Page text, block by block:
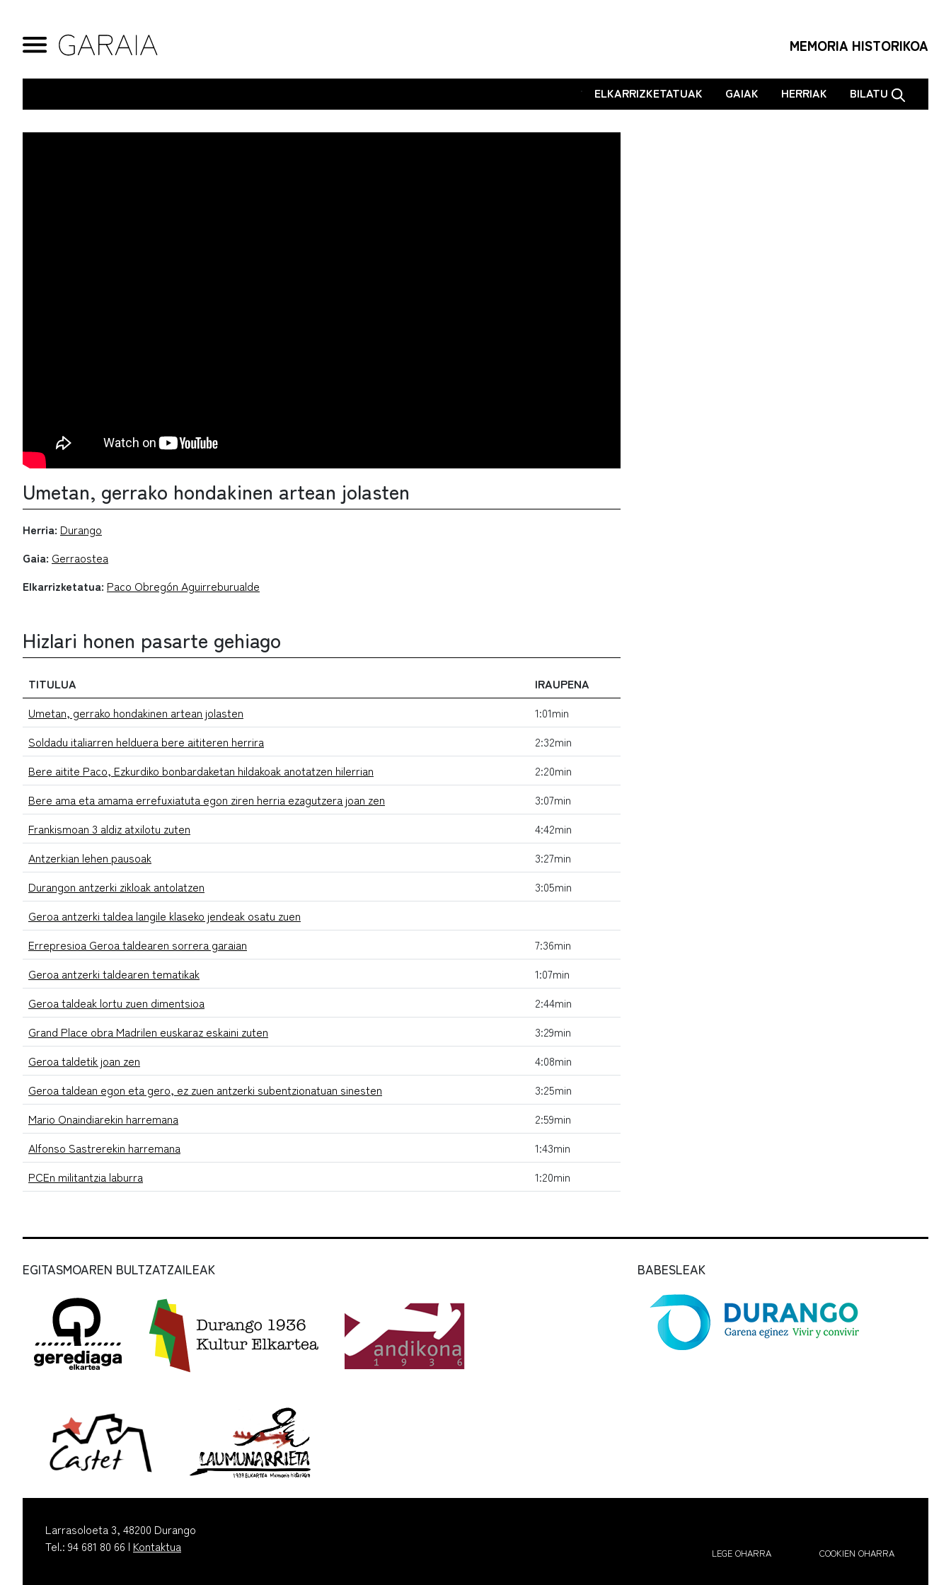
MEMORIA HISTORIKOA
. ELKARRIZKETATUAK GAIAK HERRIAK BILATU
Umetan, gerrako hondakinen artean jolasten
Herria: Durango
Gaia: Gerraostea
Elkarrizketatua: Paco Obregón Aguirreburualde
Hizlari honen pasarte gehiago
TITULUA
IRAUPENA
Umetan, gerrako hondakinen artean jolasten
1:01min
Soldadu italiarren helduera bere aititeren herrira
2:32min
Bere aitite Paco, Ezkurdiko bonbardaketan hildakoak anotatzen hilerrian
2:20min
Bere ama eta amama errefuxiatuta egon ziren herria ezagutzera joan zen
3:07min
Frankismoan 3 aldiz atxilotu zuten
4:42min
Antzerkian lehen pausoak
3:27min
Durangon antzerki zikloak antolatzen
3:05min
Geroa antzerki taldea langile klaseko jendeak osatu zuen
Errepresioa Geroa taldearen sorrera garaian
7:36min
Geroa antzerki taldearen tematikak
1:07min
Geroa taldeak lortu zuen dimentsioa
2:44min
Grand Place obra Madrilen euskaraz eskaini zuten
3:29min
Geroa taldetik joan zen
4:08min
Geroa taldean egon eta gero, ez zuen antzerki subentzionatuan sinesten
3:25min
Mario Onaindiarekin harremana
2:59min
Alfonso Sastrerekin harremana
1:43min
PCEn militantzia laburra
1:20min
EGITASMOAREN BULTZATZAILEAK BABESLEAK
Larrasoloeta 3, 48200 Durango
Tel.: 94 681 80 66 | Kontaktua LEGE OHARRA COOKIEN OHARRA